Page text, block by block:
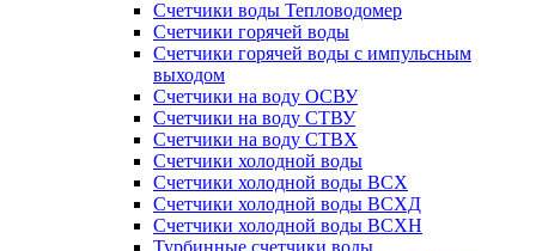
Счетчики воды Тепловодомер
Счетчики горячей воды
Счетчики горячей воды с импульсным
выходом
Счетчики на воду ОСВУ
Счетчики на воду СТВУ
Счетчики на воду СТВХ
Счетчики холодной воды
Счетчики холодной воды ВСХ
Счетчики холодной воды ВСХД
Счетчики холодной воды ВСХН
Турбинные счетчики воды